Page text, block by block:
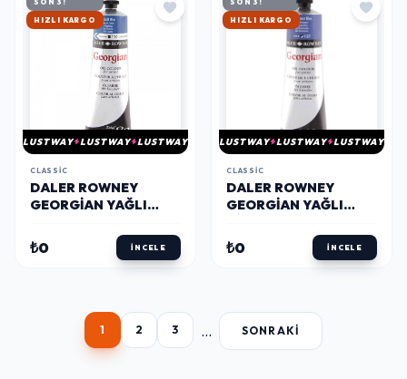
HIZLI KARGO
LUSTWAY LUSTWAY LUSTWAY
CLASSIC
DALER ROWNEY
GEORGIAN YAĞLI
COBALT BLUE HUE
₺0 İNCELE
HIZLI KARGO
LUSTWAY LUSTWAY LUSTWAY
CLASSIC
DALER ROWNEY
GEORGIAN YAĞLI
PERMANENT BLUE
₺0 İNCELE
1 2 3 ... SONRAKI